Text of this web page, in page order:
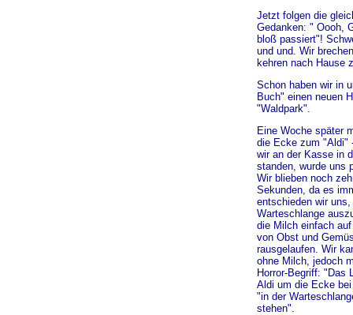
Jetzt folgen die
Gedanken: " Oooh,
bloß passiert"!
und und. Wir
kehren nach Hause
Schon haben wir in
Buch" einen neuen
"Waldpark".
Eine Woche später
die Ecke zum "Aldi"
wir an der Kasse in
standen, wurde uns
Wir blieben noch
Sekunden, da es
entschieden wir
Warteschlange
die Milch einfach
von Obst und
rausgelaufen. Wir
ohne Milch, jedoch
Horror-Begriff: "Das
Aldi um die Ecke
"in der
stehen".